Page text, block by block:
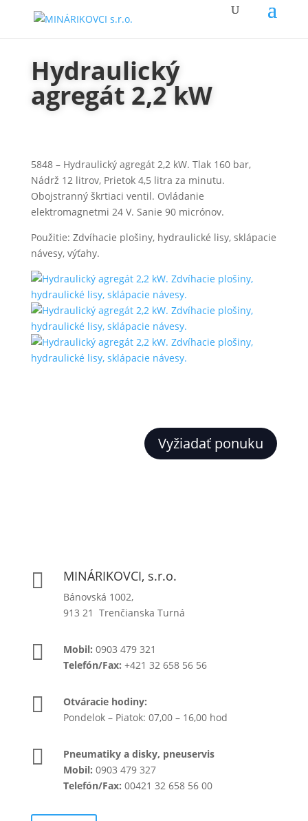
Hydraulický
agregát 2,2 kW
5848 – Hydraulický agregát 2,2 kW. Tlak 160 bar,
Nádrž 12 litrov, Prietok 4,5 litra za minutu.
Obojstranný škrtiaci ventil. Ovládanie
elektromagnetmi 24 V. Sanie 90 micrónov.
Použitie: Zdvíhacie plošiny, hydraulické lisy, sklápacie
návesy, výťahy.
Vyžiadať ponuku
 MINÁRIKOVCI, s.r.o.
Bánovská 1002,
913 21 Trenčianska Turná
 Mobil: 0903 479 321
Telefón/Fax: +421 32 658 56 56

Otváracie hodiny:
Pondelok – Piatok: 07,00 – 16,00 hod

Pneumatiky a disky, pneuservis
Mobil: 0903 479 327
Telefón/Fax: 00421 32 658 56 00